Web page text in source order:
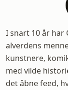
I snart 10 år har
alverdens
kunstnere,
med vilde
det åbne feed,